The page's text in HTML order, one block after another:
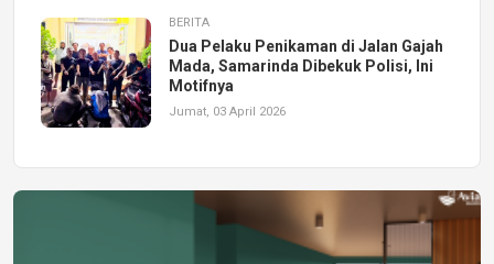
BERITA
Dua Pelaku Penikaman di Jalan Gajah
Mada, Samarinda Dibekuk Polisi, Ini
Motifnya
Jumat, 03 April 2026